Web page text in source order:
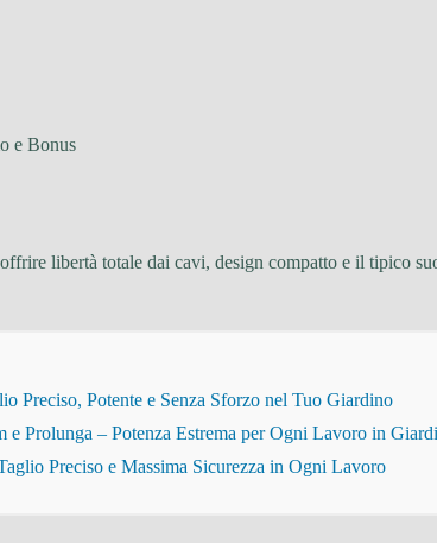
e Bonus
libertà totale dai cavi, design compatto e il tipico
Preciso, Potente e Senza Sforzo nel Tuo Giardino
Prolunga – Potenza Estrema per Ogni Lavoro in
Preciso e Massima Sicurezza in Ogni Lavoro